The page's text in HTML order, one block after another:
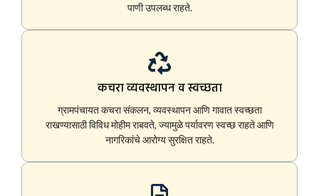
पाणी उपलब्ध राहते.
कचरा व्यवस्थापन व स्वच्छता
ग्रामपंचायत कचरा संकलन, व्यवस्थापन आणि गावात स्वच्छता
राखण्यासाठी विविध मोहीम राबवते, ज्यामुळे पर्यावरण स्वच्छ राहते आणि
नागरिकांचे आरोग्य सुरक्षित राहते.